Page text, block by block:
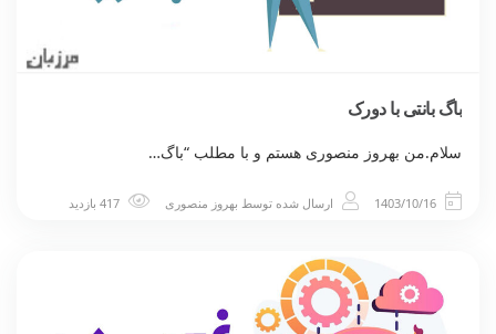
باگ بانتی با دورک
سلام.من بهروز منصوری هستم و با مطلب “باگ…
1403/10/16 ارسال شده توسط بهروز منصوری